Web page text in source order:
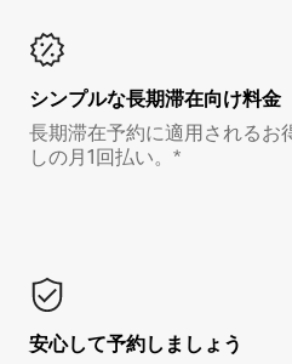
シンプルな長期滞在向け料金
長期滞在予約に適用されるお
しの月1回払い。*
安心して予約しましょう